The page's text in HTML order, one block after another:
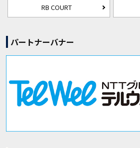
RB COURT
パートナーバナー